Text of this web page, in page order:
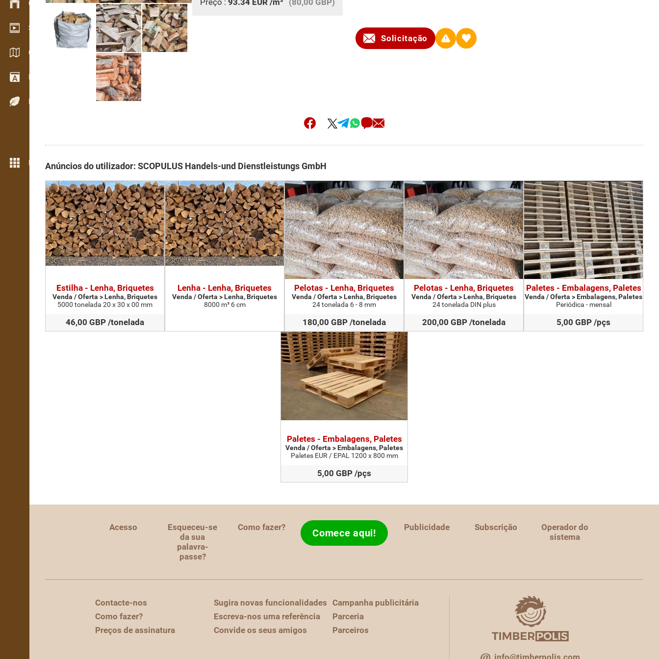
Gestão de stocks
Showroom de vídeo
Catálogos / Brochuras
Dicionário
Espécies de madeira
Mais funcionalidades
Preço : 93.34 EUR /m³ (80,00 GBP)
Solicitação
Anúncios do utilizador: SCOPULUS Handels-und Dienstleistungs GmbH
Estilha - Lenha, Briquetes
Venda / Oferta > Lenha, Briquetes
5000 tonelada 20 x 30 x 00 mm
46,00 GBP /tonelada
Lenha - Lenha, Briquetes
Venda / Oferta > Lenha, Briquetes
8000 m³ 6 cm
Pelotas - Lenha, Briquetes
Venda / Oferta > Lenha, Briquetes
24 tonelada 6 - 8 mm
180,00 GBP /tonelada
Pelotas - Lenha, Briquetes
Venda / Oferta > Lenha, Briquetes
24 tonelada DIN plus
200,00 GBP /tonelada
Paletes - Embalagens, Paletes
Venda / Oferta > Embalagens, Paletes
Periódica - mensal
5,00 GBP /pçs
Paletes - Embalagens, Paletes
Venda / Oferta > Embalagens, Paletes
Paletes EUR / EPAL 1200 x 800 mm
5,00 GBP /pçs
Acesso
Esqueceu-se
da sua
palavra-
passe?
Como fazer? Comece aqui! Publicidade Subscrição
Operador do
sistema
Contacte-nos
Como fazer?
Preços de assinatura
Sugira novas funcionalidades
Escreva-nos uma referência
Convide os seus amigos
Campanha publicitária
Parceria
Parceiros
info@timberpolis.com